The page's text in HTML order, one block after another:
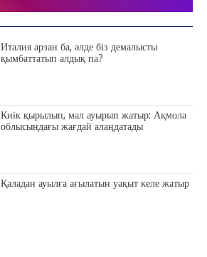
Италия арзан ба, әлде біз демалысты
қымбаттатып алдық па?
Киік қырылып, мал ауырып жатыр: Ақмола
облысындағы жағдай алаңдатады
Қаладан ауылға ағылатын уақыт келе жатыр